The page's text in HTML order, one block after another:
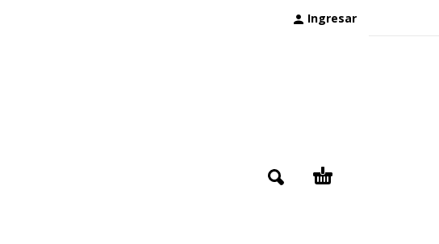
Ingresar